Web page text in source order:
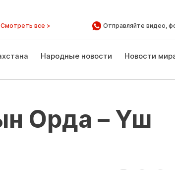
Смотреть все > Отправляйте видео,
Народные новости Новости
Орда – Үш